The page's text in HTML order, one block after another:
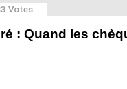
Votes
: Quand les